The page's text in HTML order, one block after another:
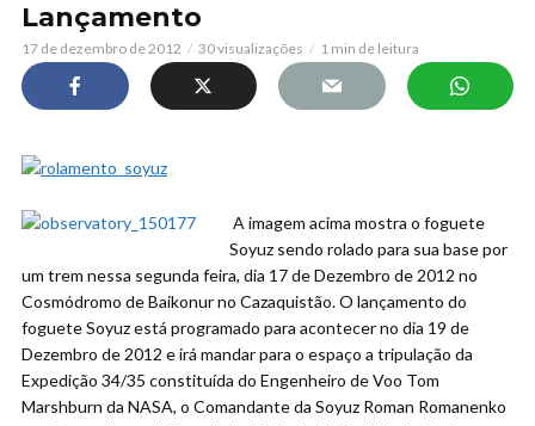
Lançamento
17 de dezembro de 2012 30 visualizações 1 min de leitura
A imagem acima mostra o foguete
Soyuz sendo rolado para sua base por
um trem nessa segunda feira, dia 17 de Dezembro de 2012 no
Cosmódromo de Baikonur no Cazaquistão. O lançamento do
foguete Soyuz está programado para acontecer no dia 19 de
Dezembro de 2012 e irá mandar para o espaço a tripulação da
Expedição 34/35 constituída do Engenheiro de Voo Tom
Marshburn da NASA, o Comandante da Soyuz Roman Romanenko